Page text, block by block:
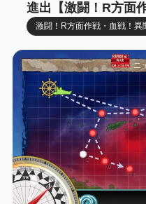
進出【激闘！R方面作
激闘！R方面作戦・血戦！